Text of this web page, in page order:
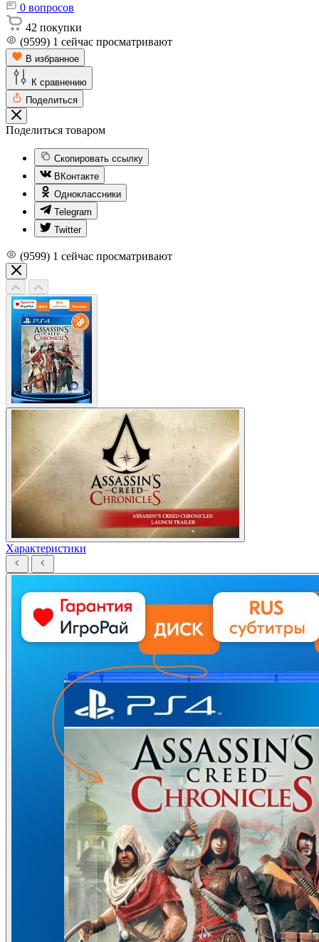
0 вопросов
42 покупки
(9599) 1 сейчас просматривают
В избранное
К сравнению
Поделиться
Поделиться товаром
Скопировать ссылку
ВКонтакте
Одноклассники
Telegram
Twitter
(9599) 1 сейчас просматривают
Характеристики